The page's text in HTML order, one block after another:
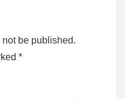
be published.
*